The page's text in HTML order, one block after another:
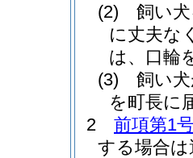
(2)
飼い
に丈夫な
は、口輪
(3)
飼い
を町長に
2
前項第1
する場合